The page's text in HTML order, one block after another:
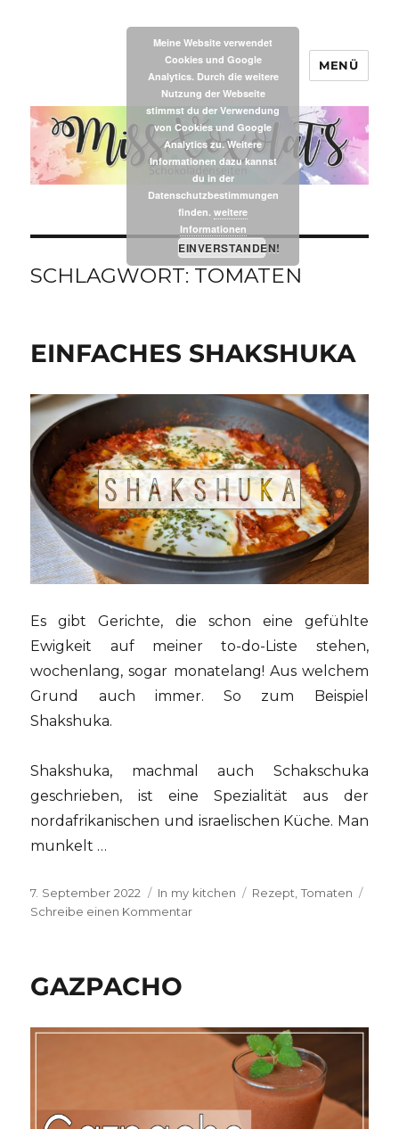
MissXoxolat's
MENÜ
SCHLAGWORT: TOMATEN
EINFACHES SHAKSHUKA
Es gibt Gerichte, die schon eine gefühlte
Ewigkeit auf meiner to-do-Liste stehen,
wochenlang, sogar monatelang! Aus welchem
Grund auch immer. So zum Beispiel
Shakshuka.
Shakshuka, machmal auch Schakschuka
geschrieben, ist eine Spezialität aus der
nordafrikanischen und israelischen Küche. Man
munkelt …
Veröffentlicht
am
7. September 2022 Kategorien
In my kitchen Schlagwörter
Rezept Tomaten
Schreibe einen Kommentarzu
GAZPACHO
Meine Website verwendet
Cookies und Google
Analytics. Durch die weitere
Nutzung der Webseite
stimmst du der Verwendung
von Cookies und Google
Analytics zu. Weitere
Informationen dazu kannst
du in der
Datenschutzbestimmungen
finden. weitere
Informationen
EINVERSTANDEN!